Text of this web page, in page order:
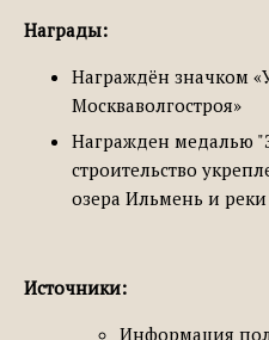
Награды:
Награждён значком
Москваволгостроя»
Награжден медалью
строительство
озера Ильмень и
Источники:
Информация